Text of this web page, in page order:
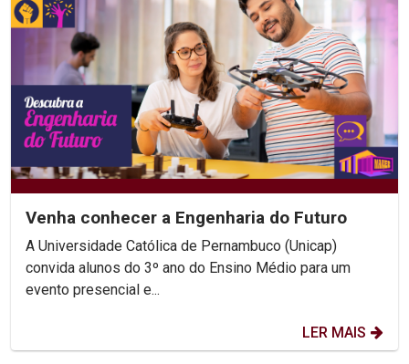
Venha conhecer a Engenharia do Futuro
A Universidade Católica de Pernambuco (Unicap)
convida alunos do 3º ano do Ensino Médio para um
evento presencial e...
LER MAIS